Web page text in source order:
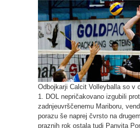
Odbojkarji Calcit Volleyballa so v
1. DOL nepričakovano izgubili
zadnjeuvrščenemu Mariboru,
porazu še naprej čvrsto na
praznih rok ostala tudi Panvita